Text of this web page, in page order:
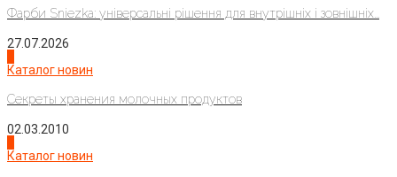
Фарби Sniezka: універсальні рішення для внутрішніх і зовнішніх...
27.07.2026
Каталог новин
Секреты хранения молочных продуктов
02.03.2010
Каталог новин